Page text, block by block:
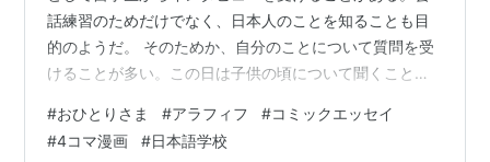
話練習のためだけでなく、日本人のことを知ることも目
的のようだ。 そのためか、自分のことについて質問を受
けることが多い。この日は子供の頃について聞くことが
は？」と質問された。 いくつか思い出すものはあった
が、とりあえず「漫画家」が一番伝わりやすそうだと思
#おひとりさま #アラフィフ #コミックエッセイ
#4コマ漫画 #日本語学校